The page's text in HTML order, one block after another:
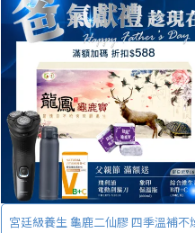
宮廷級養生 龜鹿二仙膠 四季溫補不燥熱